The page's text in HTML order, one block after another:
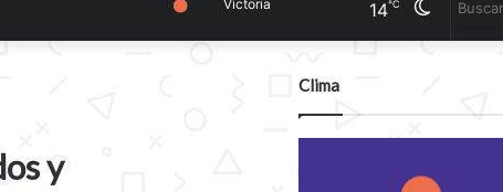
Cambiar
Victoria 14℃
y
Clima